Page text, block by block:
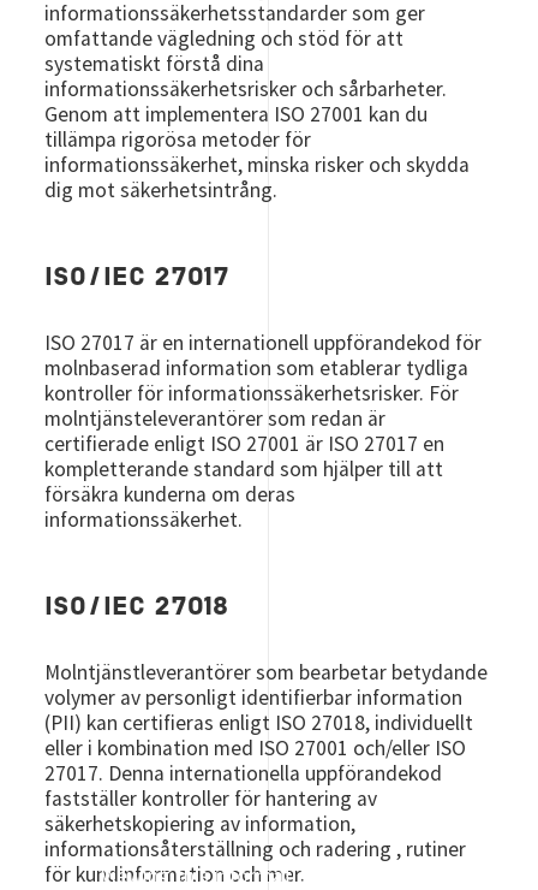
informationssäkerhetsstandarder som ger
omfattande vägledning och stöd för att
systematiskt förstå dina
informationssäkerhetsrisker och sårbarheter.
Genom att implementera ISO 27001 kan du
tillämpa rigorösa metoder för
informationssäkerhet, minska risker och skydda
dig mot säkerhetsintrång.
ISO/IEC 27017
ISO 27017 är en internationell uppförandekod för
molnbaserad information som etablerar tydliga
kontroller för informationssäkerhetsrisker. För
molntjänsteleverantörer som redan är
certifierade enligt ISO 27001 är ISO 27017 en
kompletterande standard som hjälper till att
försäkra kunderna om deras
informationssäkerhet.
ISO/IEC 27018
Molntjänstleverantörer som bearbetar betydande
volymer av personligt identifierbar information
(PII) kan certifieras enligt ISO 27018, individuellt
eller i kombination med ISO 27001 och/eller ISO
27017. Denna internationella uppförandekod
fastställer kontroller för hantering av
säkerhetskopiering av information,
informationsåterställning och radering , rutiner
för kundinformation och mer.
Viewing this information may result in